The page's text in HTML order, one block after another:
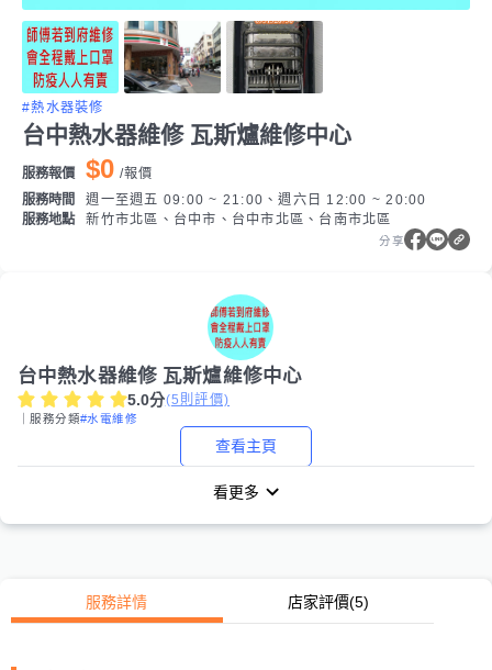
#熱水器裝修
台中熱水器維修 瓦斯爐維修中心
服務報價 $0 /報價
服務時間
週一至週五 09:00 ~ 21:00、週六日 12:00 ~ 20:00
服務地點
新竹市北區、台中市、台中市北區、台南市北區
分享
台中熱水器維修 瓦斯爐維修中心
5.0分(5 則評價)
｜服務分類#水電維修
查看主頁
看更多
服務詳情 店家評價(5)